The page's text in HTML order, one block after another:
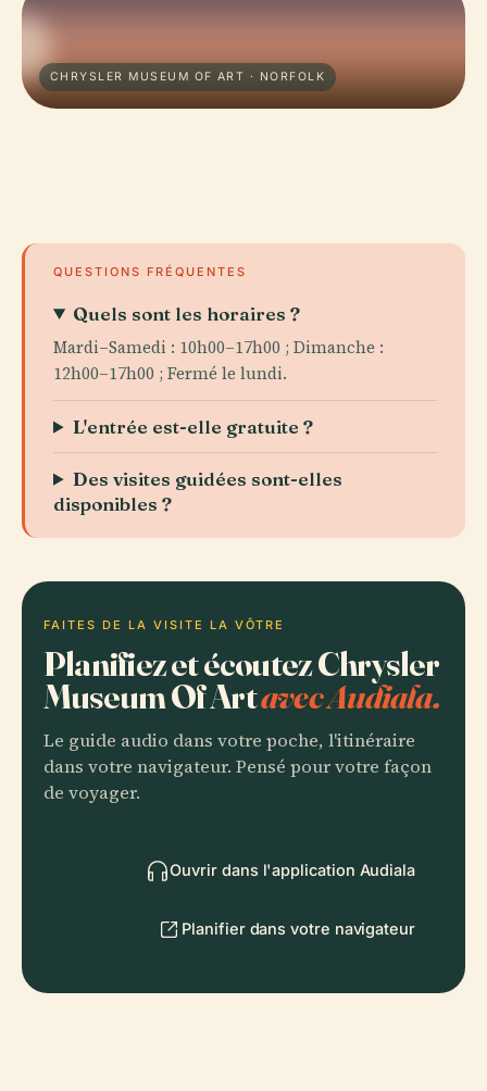
CHRYSLER MUSEUM OF ART · NORFOLK
QUESTIONS FRÉQUENTES
Quels sont les horaires ?
Mardi–Samedi : 10h00–17h00 ; Dimanche :
12h00–17h00 ; Fermé le lundi.
L'entrée est-elle gratuite ?
Des visites guidées sont-elles
disponibles ?
FAITES DE LA VISITE LA VÔTRE
Planifiez et écoutez Chrysler
Museum Of Artavec Audiala.
Le guide audio dans votre poche, l'itinéraire
dans votre navigateur. Pensé pour votre façon
de voyager.
Ouvrir dans l'application Audiala
Planifier dans votre navigateur